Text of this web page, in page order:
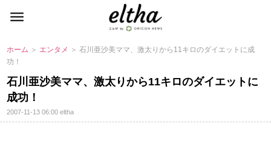
ホーム ＞ エンタメ ＞ 石川亜沙美ママ、激太りから11キロのダイエットに成
功！
石川亜沙美ママ、激太りから11キロのダイエットに
成功！
2007-11-13 06:00eltha